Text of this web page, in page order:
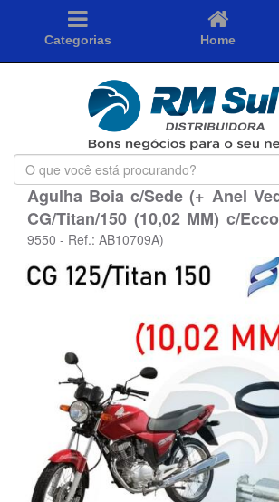
Categorias Home
O
que
você
está
procurando?
Agulha Boia c/Sede (+ Anel
CG/Titan/150 (10,02 MM) c/
9550 - Ref.: AB10709A)